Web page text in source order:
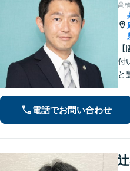
高
付
と
ー
可
電話でお問い合わせ